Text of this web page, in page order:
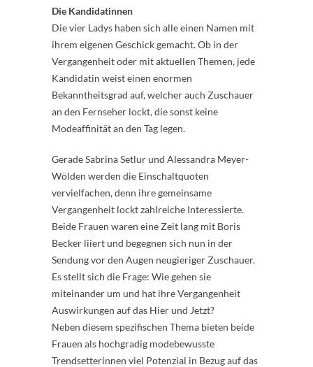
Die Kandidatinnen
Die vier Ladys haben sich alle einen Namen mit
ihrem eigenen Geschick gemacht. Ob in der
Vergangenheit oder mit aktuellen Themen, jede
Kandidatin weist einen enormen
Bekanntheitsgrad auf, welcher auch Zuschauer
an den Fernseher lockt, die sonst keine
Modeaffinität an den Tag legen.
Gerade Sabrina Setlur und Alessandra Meyer-
Wölden werden die Einschaltquoten
vervielfachen, denn ihre gemeinsame
Vergangenheit lockt zahlreiche Interessierte.
Beide Frauen waren eine Zeit lang mit Boris
Becker liiert und begegnen sich nun in der
Sendung vor den Augen neugieriger Zuschauer.
Es stellt sich die Frage: Wie gehen sie
miteinander um und hat ihre Vergangenheit
Auswirkungen auf das Hier und Jetzt?
Neben diesem spezifischen Thema bieten beide
Frauen als hochgradig modebewusste
Trendsetterinnen viel Potenzial in Bezug auf das